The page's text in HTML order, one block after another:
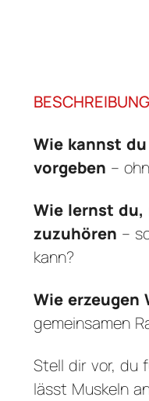
BESCHREIBUNG
Wie kannst
vorgeben –
Wie lernst du,
zuzuhören –
kann?
Wie erzeugen
gemeinsamen
Stell dir vor, du
lässt Muskeln